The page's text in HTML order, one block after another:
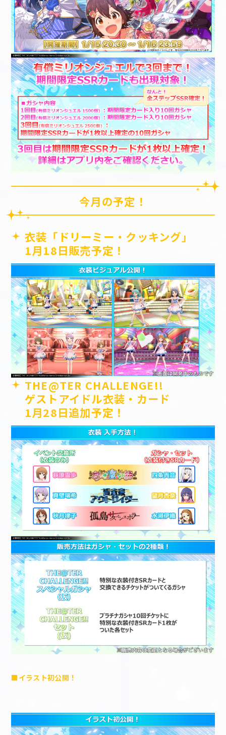
今月の予定！
衣装「ドリーミー・クッキング」
1月18日販売予定！
THE@TER CHALLENGE!!
ゲストアイドル衣装・カード
1月28日追加予定！
■イラスト初公開！